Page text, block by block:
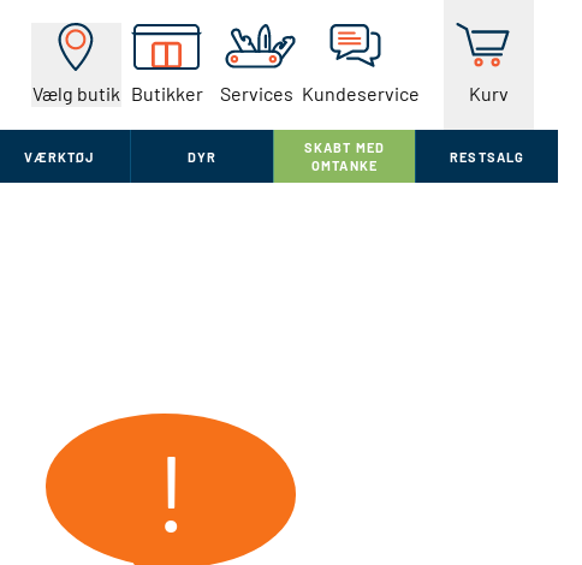
Vælg butik Butikker Services Kundeservice Kurv
VÆRKTØJ DYR
SKABT MED
OMTANKE
RESTSALG
!